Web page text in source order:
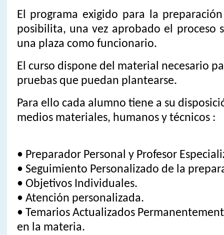
El programa exigido para la
posibilita, una vez aprobado el proceso
una plaza como funcionario.
El curso dispone del material necesario
pruebas que puedan plantearse.
Para ello cada alumno tiene a su
medios materiales, humanos y técnicos :
• Preparador Personal y Profesor
• Seguimiento Personalizado de la
• Objetivos Individuales.
• Atención personalizada.
• Temarios Actualizados
en la materia.